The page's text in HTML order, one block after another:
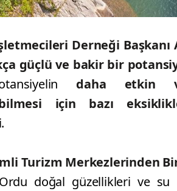
Derneği Başkanı
güçlü ve bakir bir
daha etkin
için bazı
Turizm Merkezlerinden
doğal güzellikleri ve su